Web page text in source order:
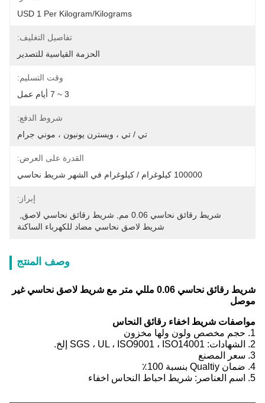
USD 1 Per Kilogram/Kilograms
تفاصيل التغليف:
الحزمة القياسية للتصدير
وقت التسليم:
3 ~ 7 أيام عمل
شروط الدفع:
تي / تي ، ويسترن يونيون ، موني جرام
القدرة على العرض:
100000 كيلوغرام / كيلوغرام في الشهر شريط نحاسي
إبراز:
شريط رقائق نحاسي 0.06 مم
شريط رقائق نحاسي لاصق
شريط لاصق نحاسي مضاد للكهرباء الساكنة
وصف المنتج
شريط رقائق نحاسي 0.06 مللي متر مع شريط لاصق نحاسي غير
موصل
مواصفات شريط اخفاء رقائق النحاس
1. حجم مخصص ولون ولها مخزون
2. الشهادات: SGS ، UL ، ISO9001 ، ISO14001 إلخ.
3. سعر المصنع
4. ضمان Qualtiy بنسبة 100٪
5. اسم العناصر: شريط احباط النحاس اخفاء